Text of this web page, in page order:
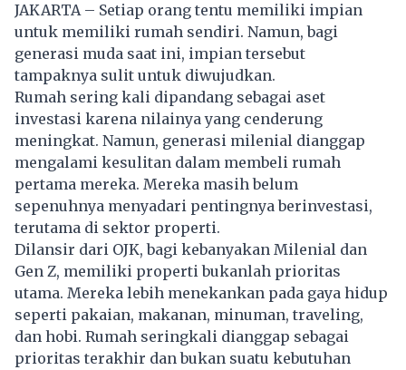
JAKARTA – Setiap orang tentu memiliki impian
untuk memiliki rumah sendiri. Namun, bagi
generasi muda saat ini, impian tersebut
tampaknya sulit untuk diwujudkan.
Rumah sering kali dipandang sebagai aset
investasi karena nilainya yang cenderung
meningkat. Namun, generasi milenial dianggap
mengalami kesulitan dalam membeli rumah
pertama mereka. Mereka masih belum
sepenuhnya menyadari pentingnya berinvestasi,
terutama di sektor properti.
Dilansir dari OJK, bagi kebanyakan Milenial dan
Gen Z, memiliki properti bukanlah prioritas
utama. Mereka lebih menekankan pada gaya hidup
seperti pakaian, makanan, minuman, traveling,
dan hobi. Rumah seringkali dianggap sebagai
prioritas terakhir dan bukan suatu kebutuhan